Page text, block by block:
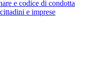
e codice di condotta
e imprese